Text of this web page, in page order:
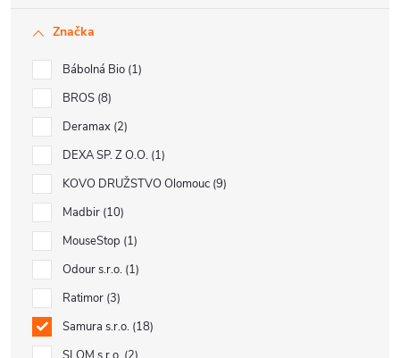
Značka
Bábolná Bio 1
BROS 8
Deramax 2
DEXA SP. Z O.O. 1
KOVO DRUŽSTVO Olomouc 9
Madbir 10
MouseStop 1
Odour s.r.o. 1
Ratimor 3
Samura s.r.o. 18